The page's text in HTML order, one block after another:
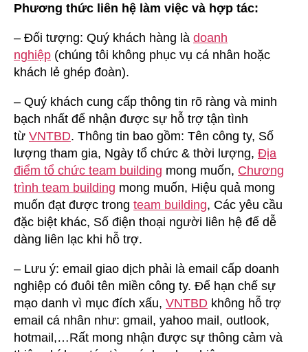
Phương thức liên hệ làm việc và hợp tác:
– Đối tượng: Quý khách hàng là doanh
nghiệp (chúng tôi không phục vụ cá nhân hoặc
khách lẻ ghép đoàn).
– Quý khách cung cấp thông tin rõ ràng và minh
bạch nhất để nhận được sự hỗ trợ tận tình
từ VNTBD. Thông tin bao gồm: Tên công ty, Số
lượng tham gia, Ngày tổ chức & thời lượng, Địa
điểm tổ chức team building mong muốn, Chương
trình team building mong muốn, Hiệu quả mong
muốn đạt được trong team building, Các yêu cầu
đặc biệt khác, Số điện thoại người liên hệ để dễ
dàng liên lạc khi hỗ trợ.
– Lưu ý: email giao dịch phải là email cấp doanh
nghiệp có đuôi tên miền công ty. Để hạn chế sự
mạo danh vì mục đích xấu, VNTBD không hỗ trợ
email cá nhân như: gmail, yahoo mail, outlook,
hotmail,…Rất mong nhận được sự thông cảm và